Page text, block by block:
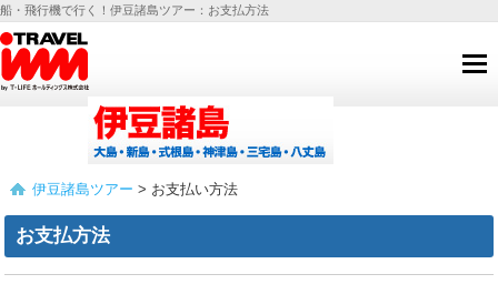
船・飛行機で行く！伊豆諸島ツアー：お支払方法
伊豆諸島ツアー > お支払い方法
お支払方法